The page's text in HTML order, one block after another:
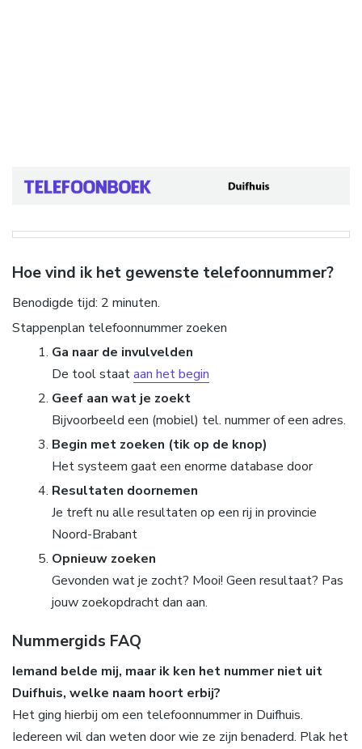
Hoe vind ik het gewenste telefoonnummer?
Benodigde tijd: 2 minuten.
Stappenplan telefoonnummer zoeken
Ga naar de invulvelden
De tool staataan het begin
Geef aan wat je zoekt
Bijvoorbeeld een (mobiel) tel. nummer of een adres.
Begin met zoeken (tik op de knop)
Het systeem gaat een enorme database door
Resultaten doornemen
Je treft nu alle resultaten op een rij in provincie
Noord-Brabant
Opnieuw zoeken
Gevonden wat je zocht? Mooi! Geen resultaat? Pas
jouw zoekopdracht dan aan.
Nummergids FAQ
Iemand belde mij, maar ik ken het nummer niet uit
Duifhuis, welke naam hoort erbij?
Het ging hierbij om een telefoonnummer in Duifhuis.
Iedereen wil dan weten door wie ze zijn benaderd. Plak het